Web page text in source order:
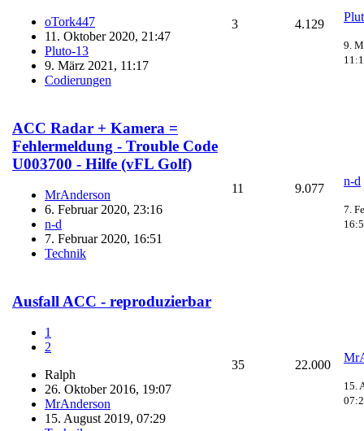
oTork447
11. Oktober 2020, 21:47
Pluto-13
9. März 2021, 11:17
Codierungen
3 4.129
9.
ACC Radar + Kamera =
Fehlermeldung - Trouble Code
U003700 - Hilfe (vFL Golf)
MrAnderson
6. Februar 2020, 23:16
n-d
7. Februar 2020, 16:51
Technik
11 9.077
n-d
7.
Ausfall ACC - reproduzierbar
1
2
Ralph
26. Oktober 2016, 19:07
MrAnderson
15. August 2019, 07:29
35 22.000
15.